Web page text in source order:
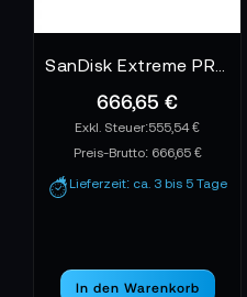
666,65 €
555,54 €
Preis-Brutto: 666,65 €
Lieferzeit: ca. 3 bis 5 Tage
In den Warenkorb